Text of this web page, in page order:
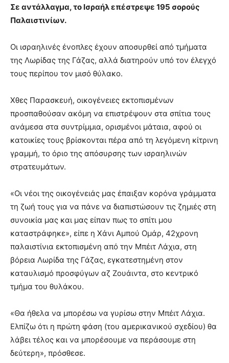
Σε αντάλλαγμα, το Ισραήλ επέστρεψε 195 σορούς
Παλαιστινίων.
Οι ισραηλινές ένοπλες έχουν αποσυρθεί από τμήματα
της Λωρίδας της Γάζας, αλλά διατηρούν υπό τον έλεγχό
τους περίπου τον μισό θύλακο.
Χθες Παρασκευή, οικογένειες εκτοπισμένων
προσπαθούσαν ακόμη να επιστρέψουν στα σπίτια τους
ανάμεσα στα συντρίμμια, ορισμένοι μάταια, αφού οι
κατοικίες τους βρίσκονται πέρα από τη λεγόμενη κίτρινη
γραμμή, το όριο της απόσυρσης των ισραηλινών
στρατευμάτων.
«Οι νέοι της οικογένειάς μας έπαιξαν κορόνα γράμματα
τη ζωή τους για να πάνε να διαπιστώσουν τις ζημιές στη
συνοικία μας και μας είπαν πως το σπίτι μου
καταστράφηκε», είπε η Χάνι Αμπού Ομάρ, 42χρονη
παλαιστίνια εκτοπισμένη από την Μπέιτ Λάχια, στη
βόρεια Λωρίδα της Γάζας, εγκατεστημένη στον
καταυλισμό προσφύγων αζ Ζουάιντα, στο κεντρικό
τμήμα του θυλάκου.
«Θα ήθελα να μπορέσω να γυρίσω στην Μπέιτ Λάχια.
Ελπίζω ότι η πρώτη φάση (του αμερικανικού σχεδίου) θα
λάβει τέλος και να μπορέσουμε να περάσουμε στη
δεύτερη», πρόσθεσε.